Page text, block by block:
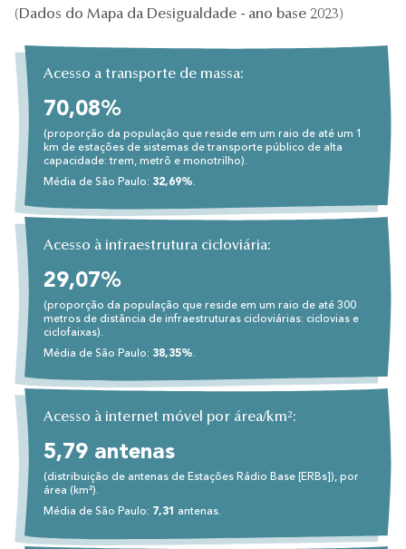
(Dados do Mapa da Desigualdade - ano base 2023)
Acesso a transporte de massa:
70,08%
(proporção da população que reside em um raio de até um 1
km de estações de sistemas de transporte público de alta
capacidade: trem, metrô e monotrilho).
Média de São Paulo: 32,69%.
Acesso à infraestrutura cicloviária:
29,07%
(proporção da população que reside em um raio de até 300
metros de distância de infraestruturas cicloviárias: ciclovias e
ciclofaixas).
Média de São Paulo: 38,35%.
Acesso à internet móvel por área/km²:
5,79 antenas
(distribuição de antenas de Estações Rádio Base [ERBs]), por
área (km²).
Média de São Paulo: 7,31 antenas.